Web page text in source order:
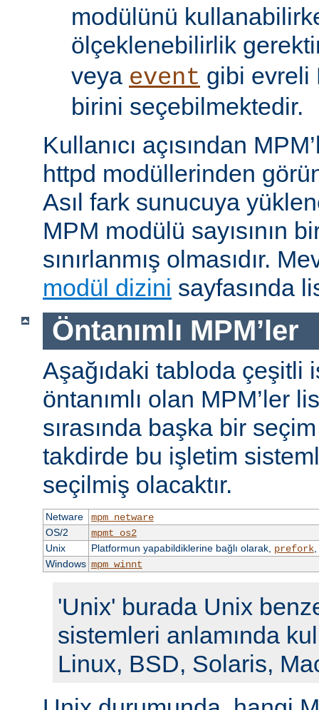
modülünü
ölçeklenebilirlik
veya event gibi evreli
birini seçebilmektedir.
Kullanıcı açısından
httpd modüllerinden
Asıl fark sunucuya
MPM modülü sayısının
sınırlanmış olmasıdır.
modül dizini sayfasında
Öntanımlı MPM’ler
Aşağıdaki tabloda çeşitli
öntanımlı olan MPM’ler
sırasında başka bir seçim
takdirde bu işletim
seçilmiş olacaktır.
Netware
mpm_netware
OS/2
mpmt_os2
Unix
Platformun yapabildiklerine bağlı olarak, prefork,
Windows mpm_winnt
'Unix' burada Unix
sistemleri anlamında
Linux, BSD, Solaris,